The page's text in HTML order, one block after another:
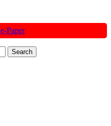
e-Paper